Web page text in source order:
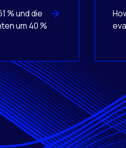
% und die
um 40 %